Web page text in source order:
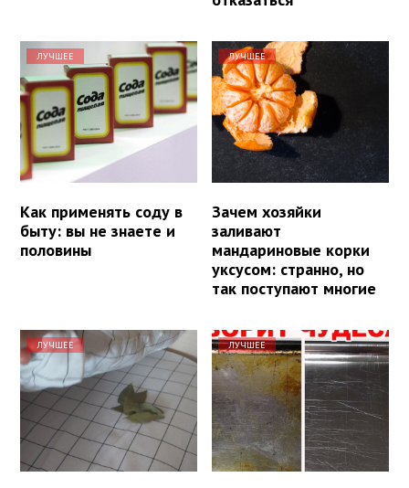
ЛУЧШЕЕ
Как применять соду в
быту: вы не знаете и
половины
ЛУЧШЕЕ
Зачем хозяйки
заливают
мандариновые корки
уксусом: странно, но
так поступают многие
ЛУЧШЕЕ ЛУЧШЕЕ